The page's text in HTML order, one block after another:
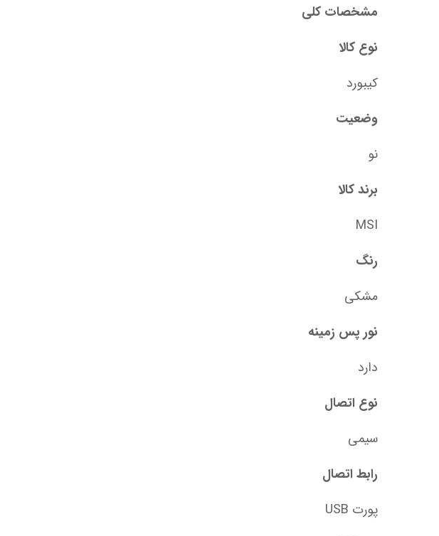
مشخصات کلی
نوع کالا
کیبورد
وضعیت
نو
برند کالا
MSI
رنگ
مشکی
نور پس زمینه
دارد
نوع اتصال
سیمی
رابط اتصال
پورت USB